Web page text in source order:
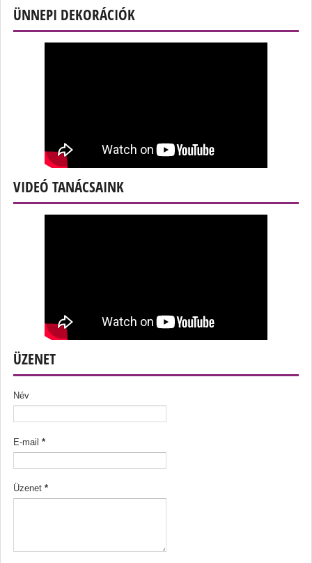
ÜNNEPI DEKORÁCIÓK
VIDEÓ TANÁCSAINK
ÜZENET
Név
E-mail *
Üzenet *